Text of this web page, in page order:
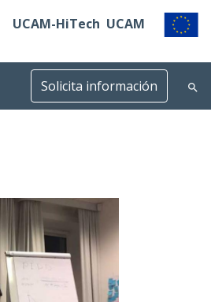
UCAM-HiTech UCAM
Solicita información